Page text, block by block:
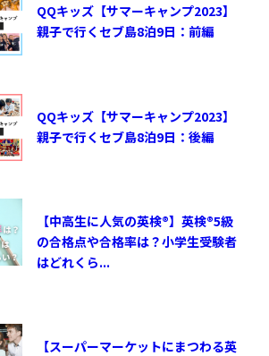
QQキッズ【サマーキャンプ2023】
親子で行くセブ島8泊9日：前編
QQキッズ【サマーキャンプ2023】
親子で行くセブ島8泊9日：後編
【中高生に人気の英検®︎】英検®︎5級
の合格点や合格率は？小学生受験者
はどれくら...
【スーパーマーケットにまつわる英